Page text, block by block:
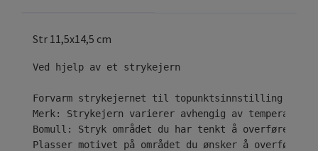
Str 11,5x14,5 cm
Ved hjelp av et strykejern
Forvarm strykejernet til topunktsinnstilling ( • •
Merk: Strykejern varierer avhengig av
Bomull: Stryk området du har tenkt å overføre
Plasser motivet på området du ønsker å overføre